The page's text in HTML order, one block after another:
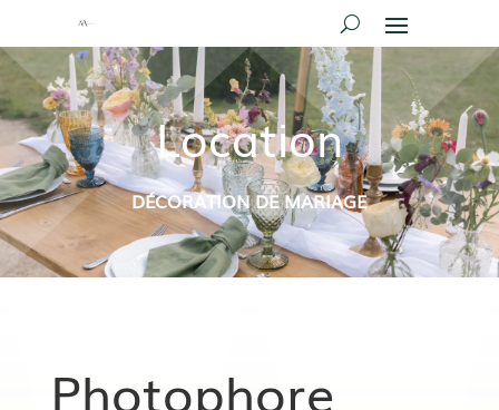
Location
DÉCORATION DE MARIAGE
Photophore